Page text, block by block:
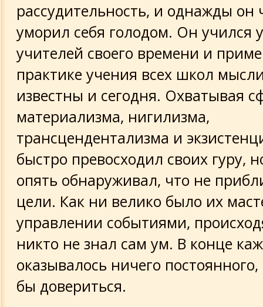
рассудительность, и однажды он
уморил себя голодом. Он учился
учителей своего времени и
практике учения всех школ
известны и сегодня. Охватывая
материализма, нигилизма,
трансцендентализма и
быстро превосходил своих гуру,
опять обнаруживал, что не
цели. Как ни велико было их
управлении событиями,
никто не знал сам ум. В конце
оказывалось ничего
бы довериться.